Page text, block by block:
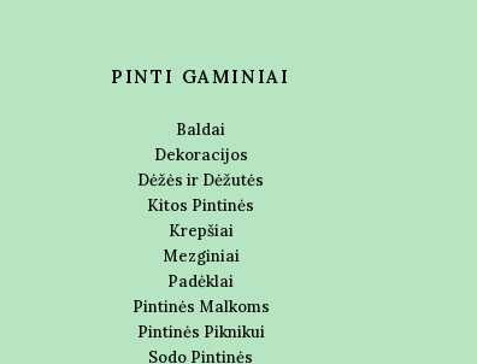
PINTI GAMINIAI
Baldai
Dekoracijos
Dėžės ir Dėžutės
Kitos Pintinės
Krepšiai
Mezginiai
Padėklai
Pintinės Malkoms
Pintinės Piknikui
Sodo Pintinės